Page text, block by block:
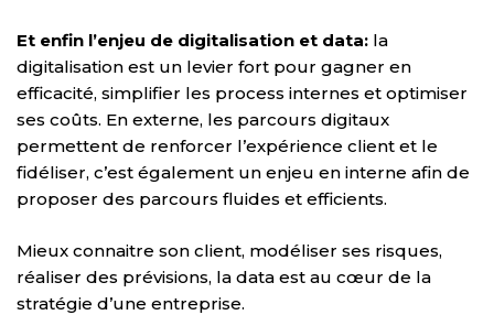
Et enfin l’enjeu de digitalisation et data: la
digitalisation est un levier fort pour gagner en
efficacité, simplifier les process internes et optimiser
ses coûts. En externe, les parcours digitaux
permettent de renforcer l’expérience client et le
fidéliser, c’est également un enjeu en interne afin de
proposer des parcours fluides et efficients.
Mieux connaitre son client, modéliser ses risques,
réaliser des prévisions, la data est au cœur de la
stratégie d’une entreprise.